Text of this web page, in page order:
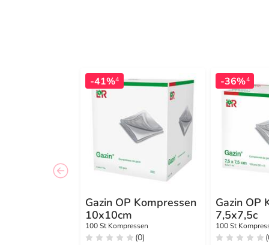
-41%4
Gazin OP Kompressen
10x10cm
100 St Kompressen
(0)
-36%4
Gazin OP
7,5x7,5c
100 St